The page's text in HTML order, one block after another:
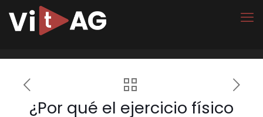
¿Por qué el ejercicio físico